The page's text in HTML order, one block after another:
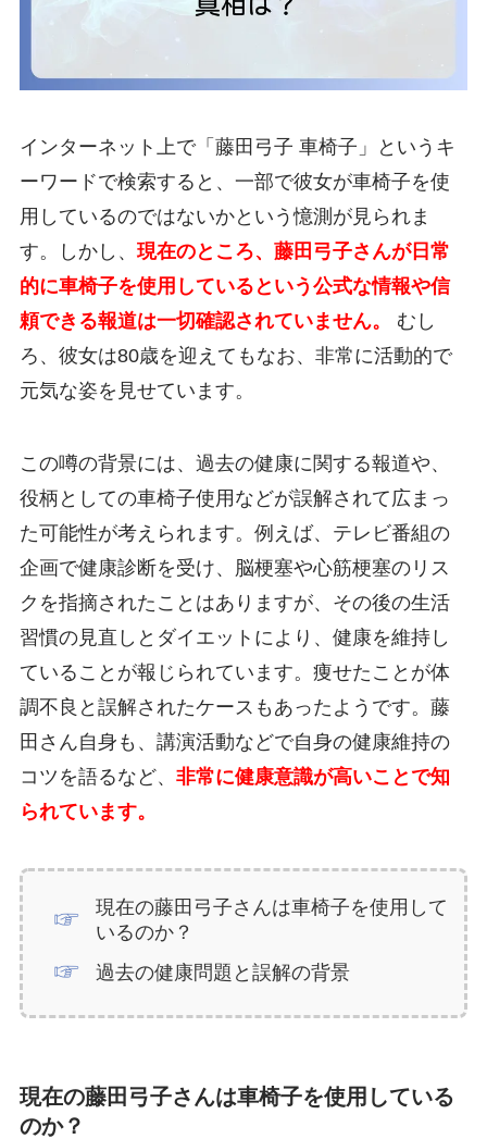
インターネット上で「藤田弓子 車椅子」というキ
ーワードで検索すると、一部で彼女が車椅子を使
用しているのではないかという憶測が見られま
す。しかし、 現在のところ、藤田弓子さんが日常
的に車椅子を使用しているという公式な情報や信
頼できる報道は一切確認されていません。
むし
ろ、彼女は80歳を迎えてもなお、非常に活動的で
元気な姿を見せています。
この噂の背景には、過去の健康に関する報道や、
役柄としての車椅子使用などが誤解されて広まっ
た可能性が考えられます。例えば、テレビ番組の
企画で健康診断を受け、脳梗塞や心筋梗塞のリス
クを指摘されたことはありますが、その後の生活
習慣の見直しとダイエットにより、健康を維持し
ていることが報じられています。痩せたことが体
調不良と誤解されたケースもあったようです。藤
田さん自身も、講演活動などで自身の健康維持の
コツを語るなど、 非常に健康意識が高いことで知
られています。
現在の藤田弓子さんは車椅子を使用して
いるのか？
過去の健康問題と誤解の背景
現在の藤田弓子さんは車椅子を使用している
のか？